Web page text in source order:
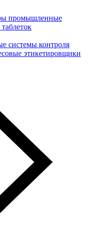
промышленные
системы контроля
этикетировщики